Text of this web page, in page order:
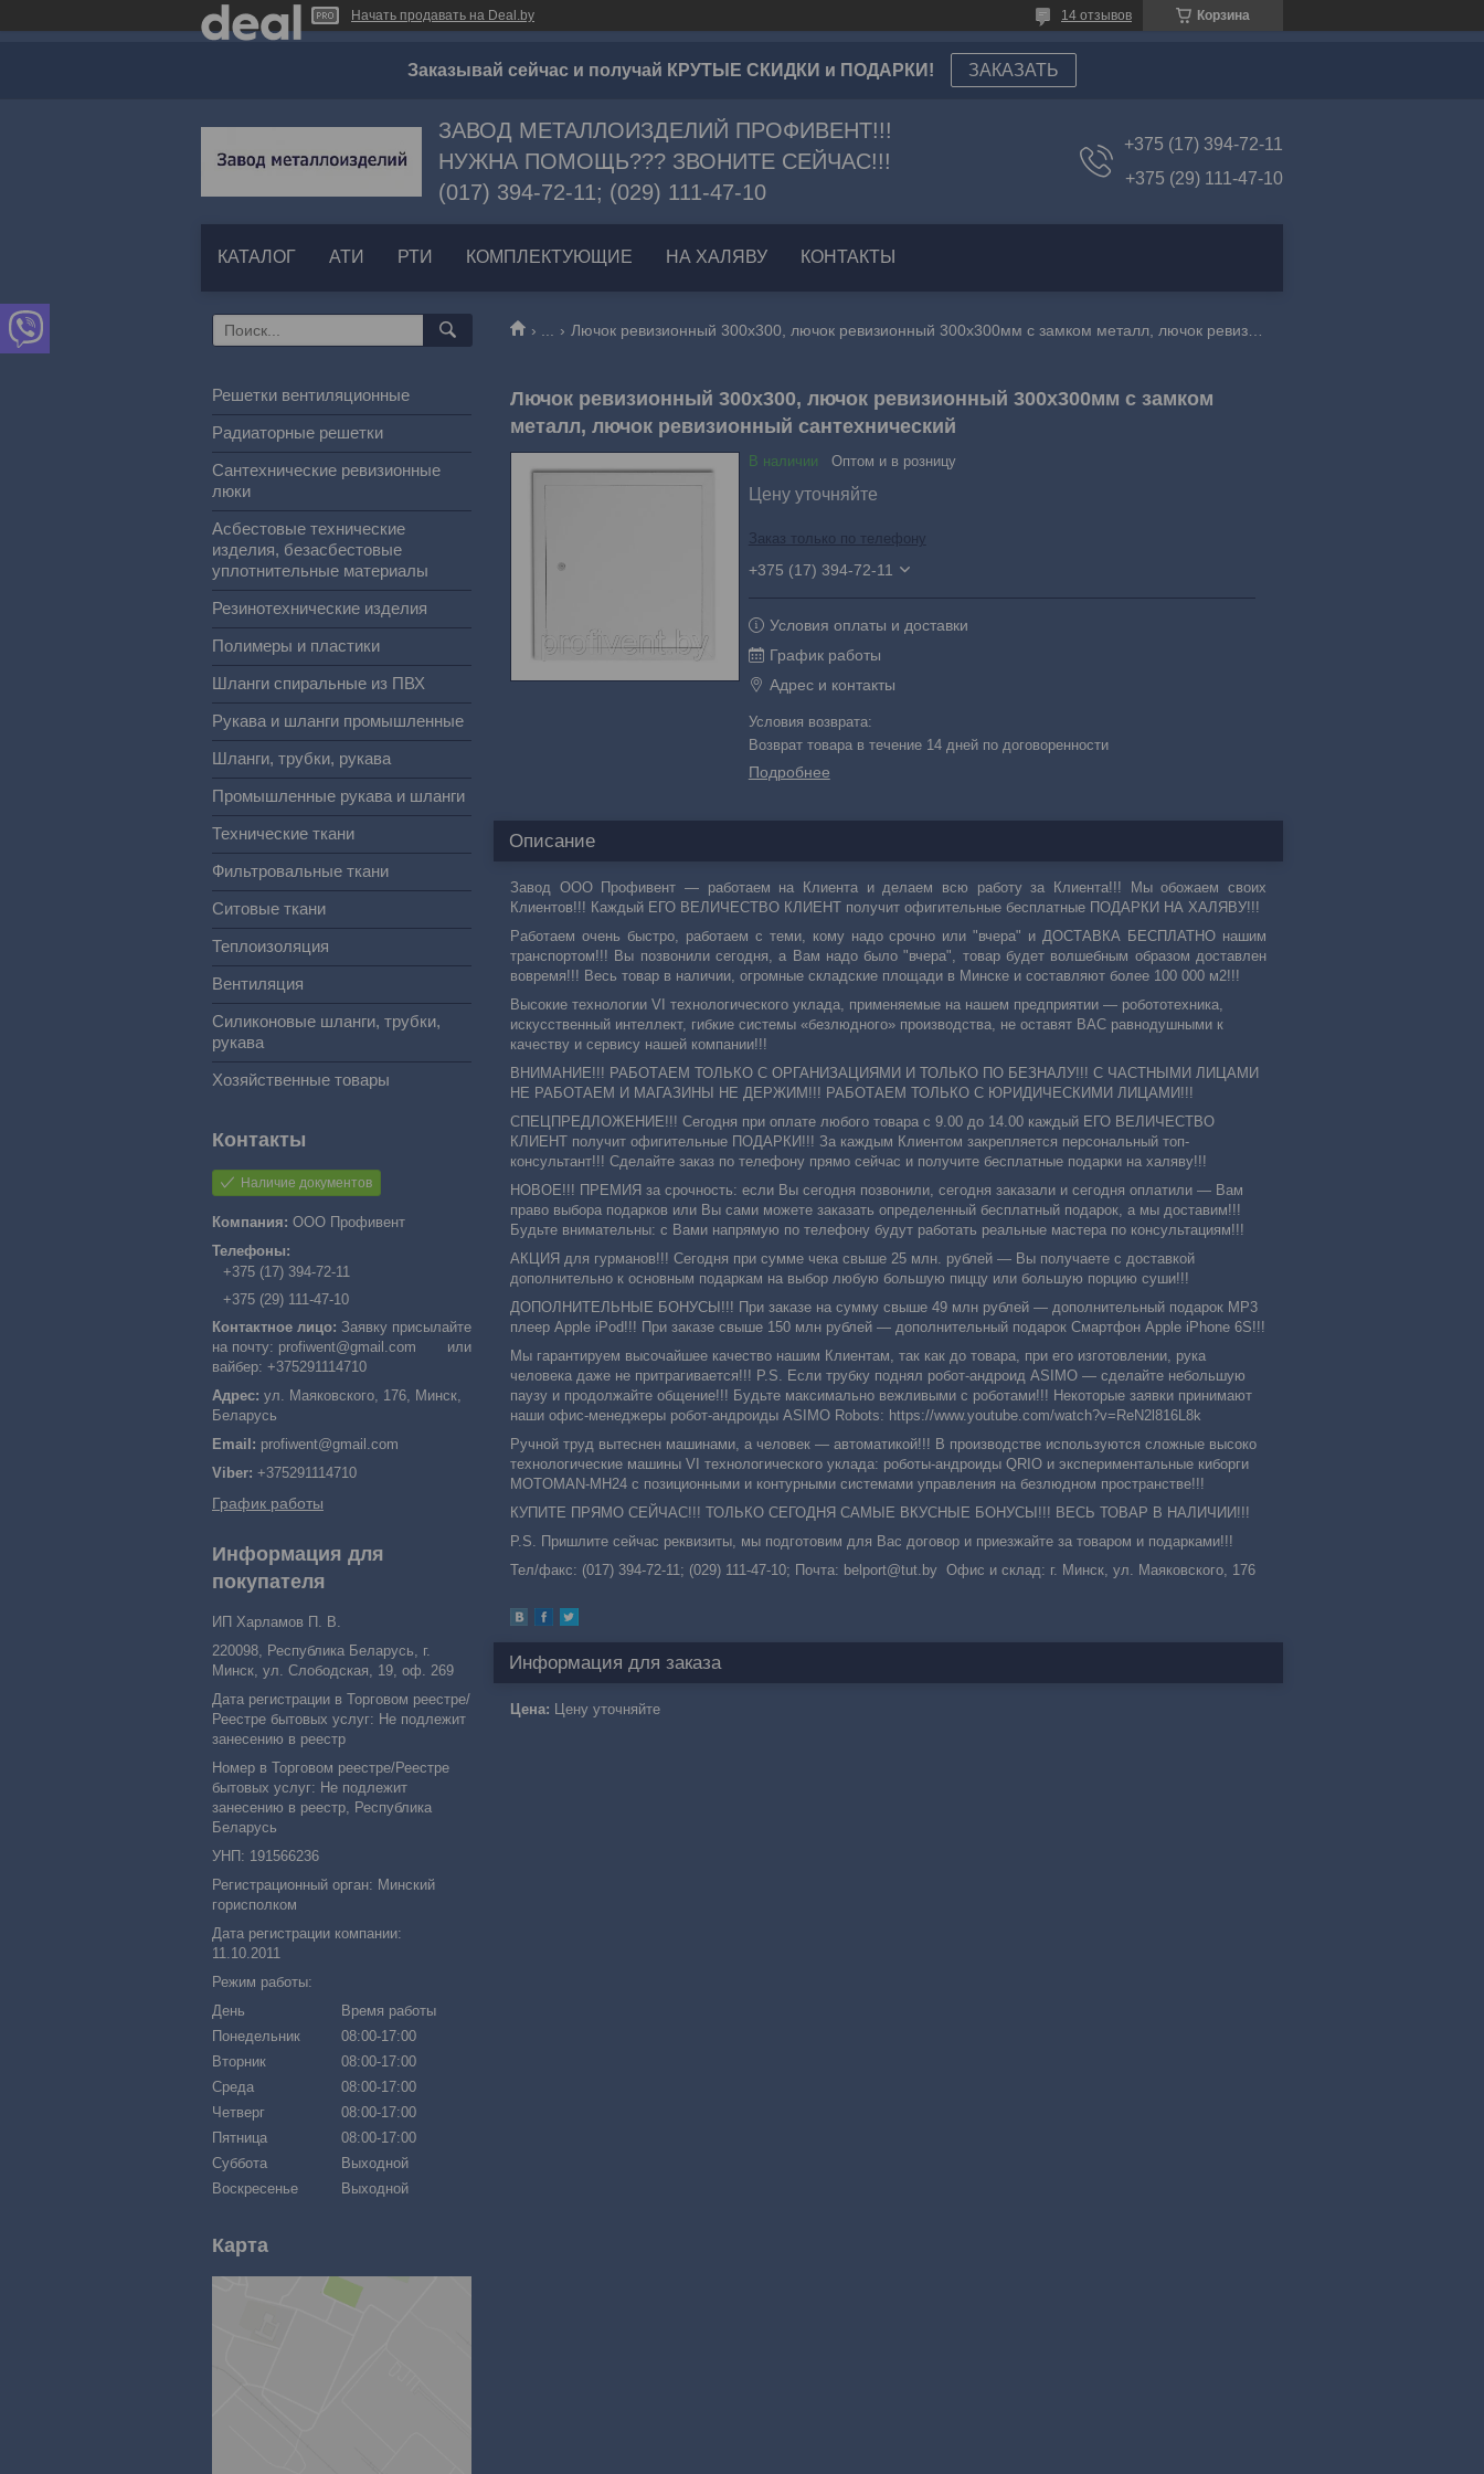
Начать продавать на Deal.by Корзина
14 отзывов
Заказывай сейчас и получай КРУТЫЕ СКИДКИ и ПОДАРКИ! ЗАКАЗАТЬ
ЗАВОД МЕТАЛЛОИЗДЕЛИЙ ПРОФИВЕНТ!!!
НУЖНА ПОМОЩЬ??? ЗВОНИТЕ СЕЙЧАС!!!
(017) 394-72-11; (029) 111-47-10
+375 (17) 394-72-11
+375 (29) 111-47-10
КАТАЛОГ АТИ РТИ КОМПЛЕКТУЮЩИЕ НА ХАЛЯВУ КОНТАКТЫ
Лючок ревизионный 300х300, лючок ревизионный 300х300мм с замком металл, лючок ревизионный сантехнический
Лючок ревизионный 300х300, лючок ревизионный 300х300мм с замком
металл, лючок ревизионный сантехнический
В наличии Оптом и в розницу
Цену уточняйте
Заказ только по телефону
+375 (17) 394-72-11
Условия оплаты и доставки
График работы
Адрес и контакты
возврат товара в течение 14 дней по договоренности
Подробнее
Описание
Завод ООО Профивент ― работаем на Клиента и делаем всю работу за Клиента!!! Мы обожаем своих
Клиентов!!! Каждый ЕГО ВЕЛИЧЕСТВО КЛИЕНТ получит офигительные бесплатные ПОДАРКИ НА ХАЛЯВУ!!!
Работаем очень быстро, работаем с теми, кому надо срочно или "вчера" и ДОСТАВКА БЕСПЛАТНО нашим
транспортом!!! Вы позвонили сегодня, а Вам надо было "вчера", товар будет волшебным образом доставлен
вовремя!!! Весь товар в наличии, огромные складские площади в Минске и составляют более 100 000 м2!!!
Высокие технологии VI технологического уклада, применяемые на нашем предприятии ― робототехника,
искусственный интеллект, гибкие системы «безлюдного» производства, не оставят ВАС равнодушными к
качеству и сервису нашей компании!!!
ВНИМАНИЕ!!! РАБОТАЕМ ТОЛЬКО С ОРГАНИЗАЦИЯМИ И ТОЛЬКО ПО БЕЗНАЛУ!!! С ЧАСТНЫМИ ЛИЦАМИ
НЕ РАБОТАЕМ И МАГАЗИНЫ НЕ ДЕРЖИМ!!! РАБОТАЕМ ТОЛЬКО С ЮРИДИЧЕСКИМИ ЛИЦАМИ!!!
СПЕЦПРЕДЛОЖЕНИЕ!!! Сегодня при оплате любого товара с 9.00 до 14.00 каждый ЕГО ВЕЛИЧЕСТВО
КЛИЕНТ получит офигительные ПОДАРКИ!!! За каждым Клиентом закрепляется персональный топ-
консультант!!! Сделайте заказ по телефону прямо сейчас и получите бесплатные подарки на халяву!!!
НОВОЕ!!! ПРЕМИЯ за срочность: если Вы сегодня позвонили, сегодня заказали и сегодня оплатили ― Вам
право выбора подарков или Вы сами можете заказать определенный бесплатный подарок, а мы доставим!!!
Будьте внимательны: с Вами напрямую по телефону будут работать реальные мастера по консультациям!!!
АКЦИЯ для гурманов!!! Сегодня при сумме чека свыше 25 млн. рублей ― Вы получаете с доставкой
дополнительно к основным подаркам на выбор любую большую пиццу или большую порцию суши!!!
ДОПОЛНИТЕЛЬНЫЕ БОНУСЫ!!! При заказе на сумму свыше 49 млн рублей ― дополнительный подарок MP3
плеер Apple iPod!!! При заказе свыше 150 млн рублей ― дополнительный подарок Смартфон Apple iPhone 6S!!!
Мы гарантируем высочайшее качество нашим Клиентам, так как до товара, при его изготовлении, рука
человека даже не притрагивается!!! P.S. Если трубку поднял робот-андроид ASIMO ― сделайте небольшую
паузу и продолжайте общение!!! Будьте максимально вежливыми с роботами!!! Некоторые заявки принимают
наши офис-менеджеры робот-андроиды ASIMO Robots: https://www.youtube.com/watch?v=ReN2l816L8k
Ручной труд вытеснен машинами, а человек — автоматикой!!! В производстве используются сложные высоко
технологические машины VI технологического уклада: роботы-андроиды QRIO и экспериментальные киборги
MOTOMAN-MH24 с позиционными и контурными системами управления на безлюдном пространстве!!!
КУПИТЕ ПРЯМО СЕЙЧАС!!! ТОЛЬКО СЕГОДНЯ САМЫЕ ВКУСНЫЕ БОНУСЫ!!! ВЕСЬ ТОВАР В НАЛИЧИИ!!!
P.S. Пришлите сейчас реквизиты, мы подготовим для Вас договор и приезжайте за товаром и подарками!!!
Тел/факс: (017) 394-72-11; (029) 111-47-10; Почта: belport@tut.by Офис и склад: г. Минск, ул. Маяковского, 176
Информация для заказа
Цена: Цену уточняйте
Решетки вентиляционные
Радиаторные решетки
Сантехнические ревизионные
люки
Асбестовые технические
изделия, безасбестовые
уплотнительные материалы
Резинотехнические изделия
Полимеры и пластики
Шланги спиральные из ПВХ
Рукава и шланги промышленные
Шланги, трубки, рукава
Промышленные рукава и шланги
Технические ткани
Фильтровальные ткани
Ситовые ткани
Теплоизоляция
Вентиляция
Силиконовые шланги, трубки,
рукава
Хозяйственные товары
Наличие документов
ООО Профивент
+375 (17) 394-72-11
+375 (29) 111-47-10
Заявку присылайте
на почту: profiwent@gmail.com или
вайбер: +375291114710
ул. Маяковского, 176, Минск,
Беларусь
profiwent@gmail.com
+375291114710
График работы
Информация для
покупателя
ИП Харламов П. В.
220098, Республика Беларусь, г.
Минск, ул. Слободская, 19, оф. 269
Дата регистрации в Торговом реестре/
Реестре бытовых услуг: Не подлежит
занесению в реестр
Номер в Торговом реестре/Реестре
бытовых услуг: Не подлежит
занесению в реестр, Республика
Беларусь
УНП: 191566236
Регистрационный орган: Минский
горисполком
Дата регистрации компании:
11.10.2011
Режим работы:
День
Время работы
Понедельник
08:00-17:00
Вторник
08:00-17:00
Среда
08:00-17:00
Четверг
08:00-17:00
Пятница
08:00-17:00
Суббота
Выходной
Воскресенье
Выходной
Карта